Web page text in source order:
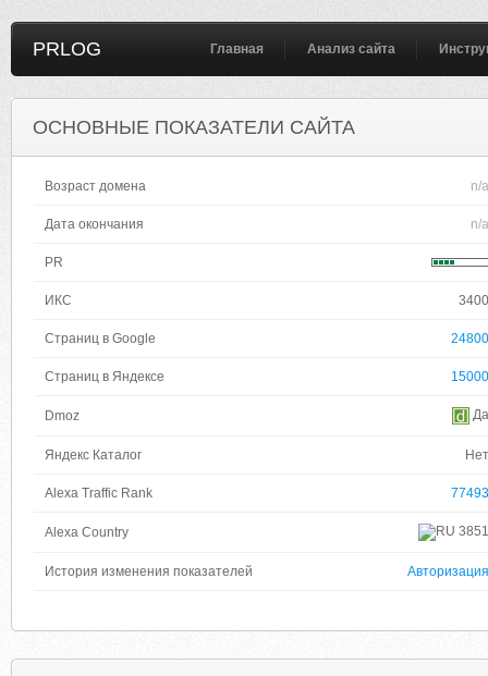
PRLOG Главная Анализ сайта
ОСНОВНЫЕ ПОКАЗАТЕЛИ САЙТА
Возраст домена n/a
Дата окончания n/a
PR
ИКС 3400
Страниц в Google 24800
Страниц в Яндексе 15000
Dmoz Да
Яндекс Каталог Нет
Alexa Traffic Rank 77493
Alexa Country 3851
История изменения показателей Авторизация